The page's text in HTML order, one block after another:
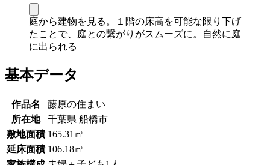
庭から建物を見る。１階の床高を可能な限り下げ
たことで、庭との繋がりがスムーズに。自然に庭
に出られる
基本データ
作品名
藤原の住まい
所在地
千葉県 船橋市
敷地面積 165.31㎡
延床面積 106.18㎡